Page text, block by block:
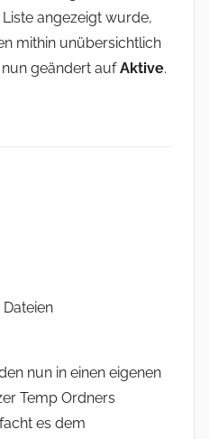
angezeigt wurde,
mithin unübersichtlich
geändert aufAktive.
nun in einen eigenen
Temp Ordners
es dem